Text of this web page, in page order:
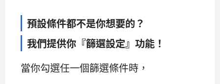
預設條件都不是你想要的？
我們提供你『篩選設定』功能！
當你勾選任一個篩選條件時，